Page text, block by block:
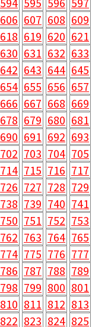
606 607 608 609
618 619 620 621
630 631 632 633
642 643 644 645
654 655 656 657
666 667 668 669
678 679 680 681
690 691 692 693
702 703 704 705
714 715 716 717
726 727 728 729
738 739 740 741
750 751 752 753
762 763 764 765
774 775 776 777
786 787 788 789
798 799 800 801
810 811 812 813
822 823 824 825